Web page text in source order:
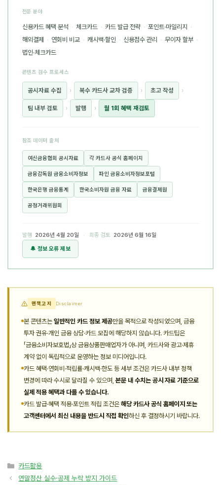
전문 분야
신용카드 혜택 분석 · 체크카드 · 카드 발급 전략 · 포인트·마일리지 ·
해외결제 · 연회비 비교 · 캐시백·할인 · 신용점수 관리 · 무이자 할부 ·
법인·체크카드
콘텐츠 검수 프로세스
공시자료 수집 › 복수 카드사 교차 검증 › 초고 작성 ›
팀 내부 검토 › 발행 › 월 1회 혜택 재검토
참조 데이터 출처
여신금융협회 공시자료 각 카드사 공식 홈페이지
금융감독원 금융소비자정보 파인 금융소비자정보포털
한국은행 금융통계 한국소비자원 금융 자료 금융결제원
공정거래위원회
발행 2026년 4월 20일 · 최종 검토
2026년 6월 16일
🔔 정보 오류 제보
면책고지 Disclaimer
본 콘텐츠는 일반적인 카드 정보 제공만을 목적으로 작성되었으며, 금융
투자 권유·개인 금융 상담·카드 모집에 해당하지 않습니다. 카드팁은
「금융소비자보호법」상 금융상품판매업자가 아니며, 카드사와 광고·제휴
계약 없이 독립적으로 운영하는 정보 미디어입니다.
카드 혜택·연회비·적립률·캐시백·한도 등 세부 조건은 카드사 내부 정책
변경에 따라 수시로 달라질 수 있으며,본문 내 수치는 공시 자료 기준으로
실제 적용 혜택과 다를 수 있습니다.
카드 발급·혜택 적용·포인트 적립 조건은 해당 카드사 공식 홈페이지 또는
고객센터에서 최신 내용을 반드시 직접 확인하신 후 결정하시기 바랍니다.
카
테
카드활용
연말정산 실수·공제 누락 방지 가이드